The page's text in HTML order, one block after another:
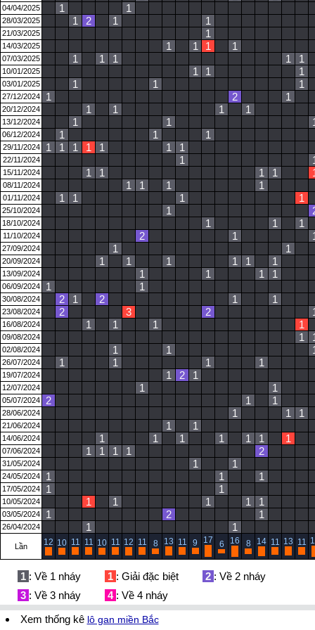
04/04/2025 1 1
28/03/2025 1 2 1 1
21/03/2025 1
14/03/2025 1 1 1 1
07/03/2025 1 1 1 1 1
10/01/2025 1 1 1
03/01/2025 1 1 1
27/12/2024 1 2 1
20/12/2024 1 1 1 1
13/12/2024 1 1
06/12/2024 1 1 1
29/11/2024 1 1 1 1 1 1 1
22/11/2024 1
15/11/2024 1 1 1 1
08/11/2024 1 1 1 1
01/11/2024 1 1 1 1
25/10/2024 1
18/10/2024 1 1 1
11/10/2024 2 1
27/09/2024 1 1
20/09/2024 1 1 1 1 1 1
13/09/2024 1 1 1 1
06/09/2024 1 1
30/08/2024 2 1 2 1 1
23/08/2024 2 3 2
16/08/2024 1 1 1 1
09/08/2024 1
02/08/2024 1 1
26/07/2024 1 1 1 1
19/07/2024 1 2 1
12/07/2024 1 1
05/07/2024 2 1 1
28/06/2024 1 1 1
21/06/2024 1 1
14/06/2024 1 1 1 1 1 1 1
07/06/2024 1 1 1 1 2
31/05/2024 1 1
24/05/2024 1 1 1
17/05/2024 1 1
10/05/2024 1 1 1 1 1
03/05/2024 1 2 1
26/04/2024 1 1
Lần 12 10 11 11 10 11 12 11 8 13 11 9 17 6 16 8 14 11 13 11
1 : Về 1 nháy 1 : Giải đặc biệt 2 : Về 2 nháy
3 : Về 3 nháy 4 : Về 4 nháy
Xem thống kê lô gan miền Bắc